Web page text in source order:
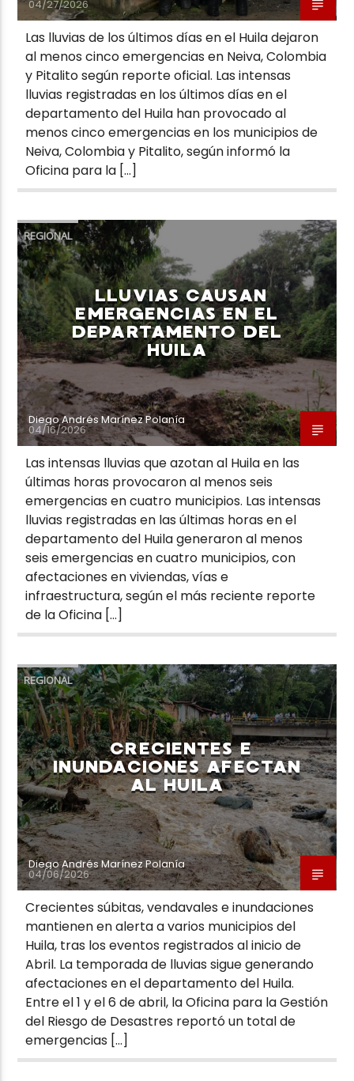
04/27/2026
Las lluvias de los últimos días en el Huila dejaron
al menos cinco emergencias en Neiva, Colombia
y Pitalito según reporte oficial. Las intensas
lluvias registradas en los últimos días en el
departamento del Huila han provocado al
menos cinco emergencias en los municipios de
Neiva, Colombia y Pitalito, según informó la
Oficina para la […]
REGIONAL
LLUVIAS CAUSAN
EMERGENCIAS EN EL
DEPARTAMENTO DEL
HUILA
Diego Andrés Marínez Polanía
04/16/2026
Las intensas lluvias que azotan al Huila en las
últimas horas provocaron al menos seis
emergencias en cuatro municipios. Las intensas
lluvias registradas en las últimas horas en el
departamento del Huila generaron al menos
seis emergencias en cuatro municipios, con
afectaciones en viviendas, vías e
infraestructura, según el más reciente reporte
de la Oficina […]
REGIONAL
CRECIENTES E
INUNDACIONES AFECTAN
AL HUILA
Diego Andrés Marínez Polanía
04/06/2026
Crecientes súbitas, vendavales e inundaciones
mantienen en alerta a varios municipios del
Huila, tras los eventos registrados al inicio de
Abril. La temporada de lluvias sigue generando
afectaciones en el departamento del Huila.
Entre el 1 y el 6 de abril, la Oficina para la Gestión
del Riesgo de Desastres reportó un total de
emergencias […]